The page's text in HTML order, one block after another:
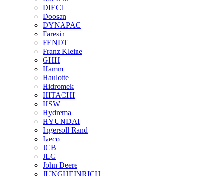
DIECI
Doosan
DYNAPAC
Faresin
FENDT
Franz Kleine
GHH
Hamm
Haulotte
Hidromek
HITACHI
HSW
Hydrema
HYUNDAI
Ingersoll Rand
Iveco
JCB
JLG
John Deere
JUNGHEINRICH